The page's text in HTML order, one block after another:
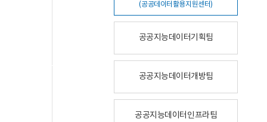
(공공데이터활용지원센터)
공공지능데이터기획팀
공공지능데이터개방팀
공공지능데이터인프라팀